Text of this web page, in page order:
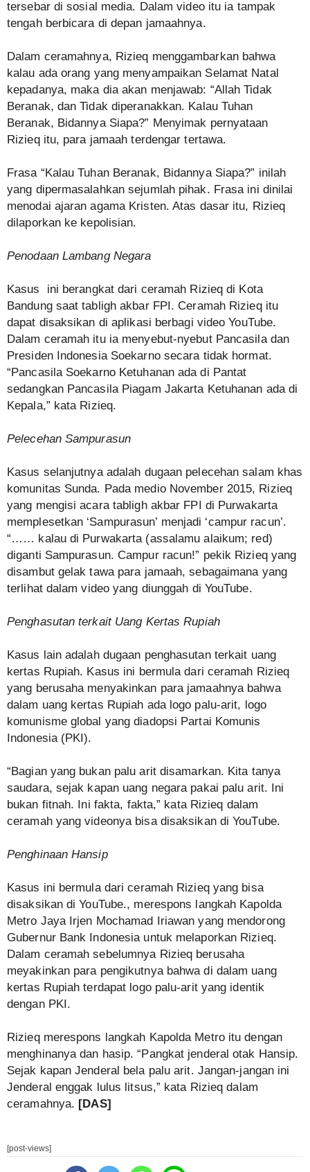
tersebar di sosial media. Dalam video itu ia tampak
tengah berbicara di depan jamaahnya.
Dalam ceramahnya, Rizieq menggambarkan bahwa
kalau ada orang yang menyampaikan Selamat Natal
kepadanya, maka dia akan menjawab: “Allah Tidak
Beranak, dan Tidak diperanakkan. Kalau Tuhan
Beranak, Bidannya Siapa?” Menyimak pernyataan
Rizieq itu, para jamaah terdengar tertawa.
Frasa “Kalau Tuhan Beranak, Bidannya Siapa?” inilah
yang dipermasalahkan sejumlah pihak. Frasa ini dinilai
menodai ajaran agama Kristen. Atas dasar itu, Rizieq
dilaporkan ke kepolisian.
Penodaan Lambang Negara
Kasus ini berangkat dari ceramah Rizieq di Kota
Bandung saat tabligh akbar FPI. Ceramah Rizieq itu
dapat disaksikan di aplikasi berbagi video YouTube.
Dalam ceramah itu ia menyebut-nyebut Pancasila dan
Presiden Indonesia Soekarno secara tidak hormat.
“Pancasila Soekarno Ketuhanan ada di Pantat
sedangkan Pancasila Piagam Jakarta Ketuhanan ada di
Kepala,” kata Rizieq.
Pelecehan Sampurasun
Kasus selanjutnya adalah dugaan pelecehan salam khas
komunitas Sunda. Pada medio November 2015, Rizieq
yang mengisi acara tabligh akbar FPI di Purwakarta
memplesetkan ‘Sampurasun’ menjadi ‘campur racun’.
“…… kalau di Purwakarta (assalamu alaikum; red)
diganti Sampurasun. Campur racun!” pekik Rizieq yang
disambut gelak tawa para jamaah, sebagaimana yang
terlihat dalam video yang diunggah di YouTube.
Penghasutan terkait Uang Kertas Rupiah
Kasus lain adalah dugaan penghasutan terkait uang
kertas Rupiah. Kasus ini bermula dari ceramah Rizieq
yang berusaha menyakinkan para jamaahnya bahwa
dalam uang kertas Rupiah ada logo palu-arit, logo
komunisme global yang diadopsi Partai Komunis
Indonesia (PKI).
“Bagian yang bukan palu arit disamarkan. Kita tanya
saudara, sejak kapan uang negara pakai palu arit. Ini
bukan fitnah. Ini fakta, fakta,” kata Rizieq dalam
ceramah yang videonya bisa disaksikan di YouTube.
Penghinaan Hansip
Kasus ini bermula dari ceramah Rizieq yang bisa
disaksikan di YouTube., merespons langkah Kapolda
Metro Jaya Irjen Mochamad Iriawan yang mendorong
Gubernur Bank Indonesia untuk melaporkan Rizieq.
Dalam ceramah sebelumnya Rizieq berusaha
meyakinkan para pengikutnya bahwa di dalam uang
kertas Rupiah terdapat logo palu-arit yang identik
dengan PKI.
Rizieq merespons langkah Kapolda Metro itu dengan
menghinanya dan hasip. “Pangkat jenderal otak Hansip.
Sejak kapan Jenderal bela palu arit. Jangan-jangan ini
Jenderal enggak lulus litsus,” kata Rizieq dalam
ceramahnya. [DAS]
[post-views]